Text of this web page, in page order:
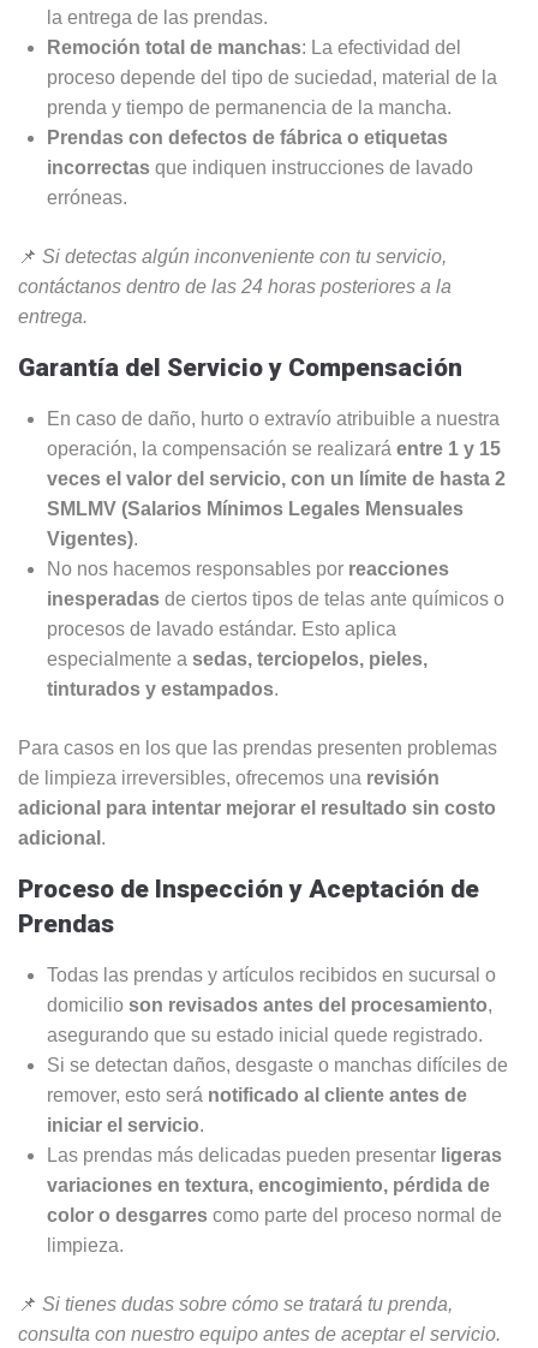
la entrega de las prendas.
Remoción total de manchas: La efectividad del
proceso depende del tipo de suciedad, material de la
prenda y tiempo de permanencia de la mancha.
Prendas con defectos de fábrica o etiquetas
incorrectas que indiquen instrucciones de lavado
erróneas.
📌 Si detectas algún inconveniente con tu servicio,
contáctanos dentro de las 24 horas posteriores a la
entrega.
Garantía del Servicio y Compensación
En caso de daño, hurto o extravío atribuible a nuestra
operación, la compensación se realizará entre 1 y 15
veces el valor del servicio, con un límite de hasta 2
SMLMV (Salarios Mínimos Legales Mensuales
Vigentes).
No nos hacemos responsables por reacciones
inesperadas de ciertos tipos de telas ante químicos o
procesos de lavado estándar. Esto aplica
especialmente a sedas, terciopelos, pieles,
tinturados y estampados.
Para casos en los que las prendas presenten problemas
de limpieza irreversibles, ofrecemos una revisión
adicional para intentar mejorar el resultado sin costo
adicional .
Proceso de Inspección y Aceptación de
Prendas
Todas las prendas y artículos recibidos en sucursal o
domicilio son revisados antes del procesamiento,
asegurando que su estado inicial quede registrado.
Si se detectan daños, desgaste o manchas difíciles de
remover, esto será notificado al cliente antes de
iniciar el servicio.
Las prendas más delicadas pueden presentar ligeras
variaciones en textura, encogimiento, pérdida de
color o desgarres como parte del proceso normal de
limpieza.
📌 Si tienes dudas sobre cómo se tratará tu prenda,
consulta con nuestro equipo antes de aceptar el servicio.